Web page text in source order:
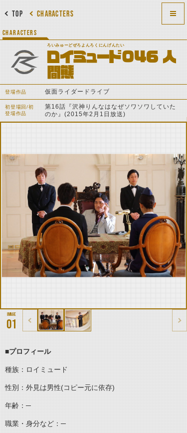
CHARACTERS
TOP
CHARACTERS
ろいみゅーどぜろよんろくにんげんたい
ロイミュード046 人
間態
登場作品 仮面ライダードライブ
初登場回/初
登場作品
第16話『沢神りんなはなぜソワソワしていた
のか』(2015年2月1日放送)
01
■プロフィール
種族：ロイミュード
性別：外見は男性(コピー元に依存)
年齢：─
職業・身分など：─